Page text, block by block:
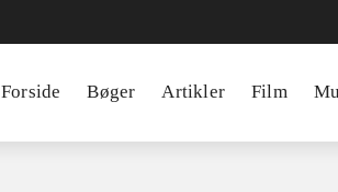
Forside Bøger Artikler Film